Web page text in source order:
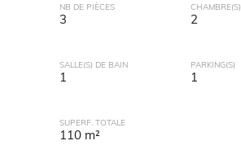
NB DE PIÈCES
3
CHAMBRE(S)
2
SALLE(S) DE BAIN
1
PARKING(S)
1
SUPERF. TOTALE
110 m²